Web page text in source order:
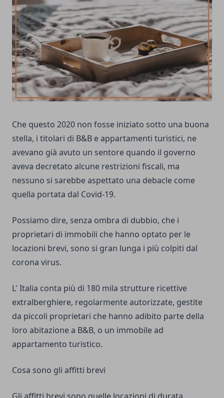
Che questo 2020 non fosse iniziato sotto una buona
stella, i titolari di B&B e appartamenti turistici, ne
avevano già avuto un sentore quando il governo
aveva decretato alcune restrizioni fiscali, ma
nessuno si sarebbe aspettato una debacle come
quella portata dal Covid-19.
Possiamo dire, senza ombra di dubbio, che i
proprietari di immobili che hanno optato per le
locazioni brevi, sono si gran lunga i più colpiti dal
corona virus.
L' Italia conta più di 180 mila strutture ricettive
extralberghiere, regolarmente autorizzate, gestite
da piccoli proprietari che hanno adibito parte della
loro abitazione a B&B, o un immobile ad
appartamento turistico.
Cosa sono gli affitti brevi